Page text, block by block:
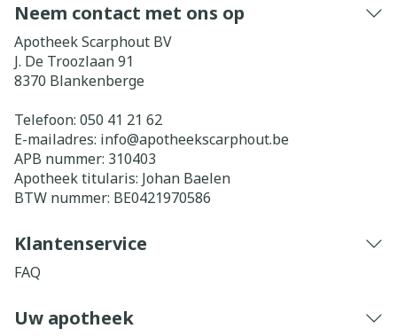
Neem contact met ons op
Apotheek Scarphout BV
J. De Troozlaan 91
8370 Blankenberge
Telefoon: 050 41 21 62
E-mailadres: info@apotheekscarphout.be
APB nummer: 310403
Apotheek titularis: Johan Baelen
BTW nummer: BE0421970586
Klantenservice
FAQ
Uw apotheek